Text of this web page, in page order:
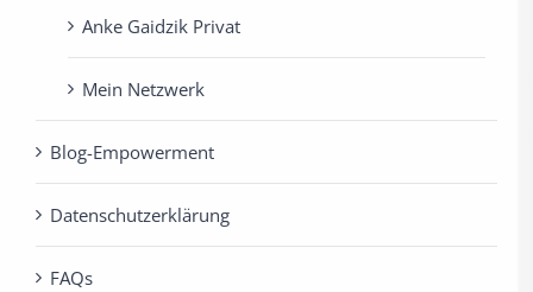
Anke Gaidzik Privat
Mein Netzwerk
Blog-Empowerment
Datenschutzerklärung
FAQs